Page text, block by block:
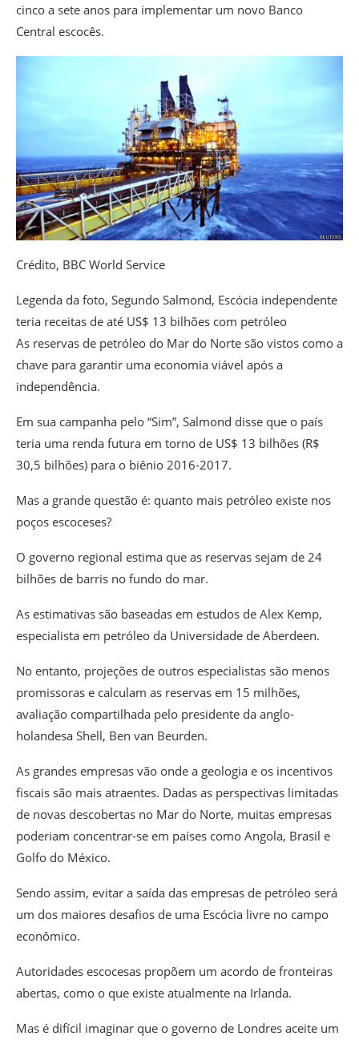
cinco a sete anos para implementar um novo Banco
Central escocês.
Crédito, BBC World Service
Legenda da foto, Segundo Salmond, Escócia independente
teria receitas de até US$ 13 bilhões com petróleo
As reservas de petróleo do Mar do Norte são vistos como a
chave para garantir uma economia viável após a
independência.
Em sua campanha pelo “Sim”, Salmond disse que o país
teria uma renda futura em torno de US$ 13 bilhões (R$
30,5 bilhões) para o biênio 2016-2017.
Mas a grande questão é: quanto mais petróleo existe nos
poços escoceses?
O governo regional estima que as reservas sejam de 24
bilhões de barris no fundo do mar.
As estimativas são baseadas em estudos de Alex Kemp,
especialista em petróleo da Universidade de Aberdeen.
No entanto, projeções de outros especialistas são menos
promissoras e calculam as reservas em 15 milhões,
avaliação compartilhada pelo presidente da anglo-
holandesa Shell, Ben van Beurden.
As grandes empresas vão onde a geologia e os incentivos
fiscais são mais atraentes. Dadas as perspectivas limitadas
de novas descobertas no Mar do Norte, muitas empresas
poderiam concentrar-se em países como Angola, Brasil e
Golfo do México.
Sendo assim, evitar a saída das empresas de petróleo será
um dos maiores desafios de uma Escócia livre no campo
econômico.
Autoridades escocesas propõem um acordo de fronteiras
abertas, como o que existe atualmente na Irlanda.
Mas é difícil imaginar que o governo de Londres aceite um